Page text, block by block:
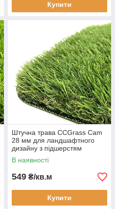
Купити
Штучна трава CCGrass Cam
28 мм для ландшафтного
дизайну з підшерстям
декоративна
В наявності
549 ₴/кв.м
Купити